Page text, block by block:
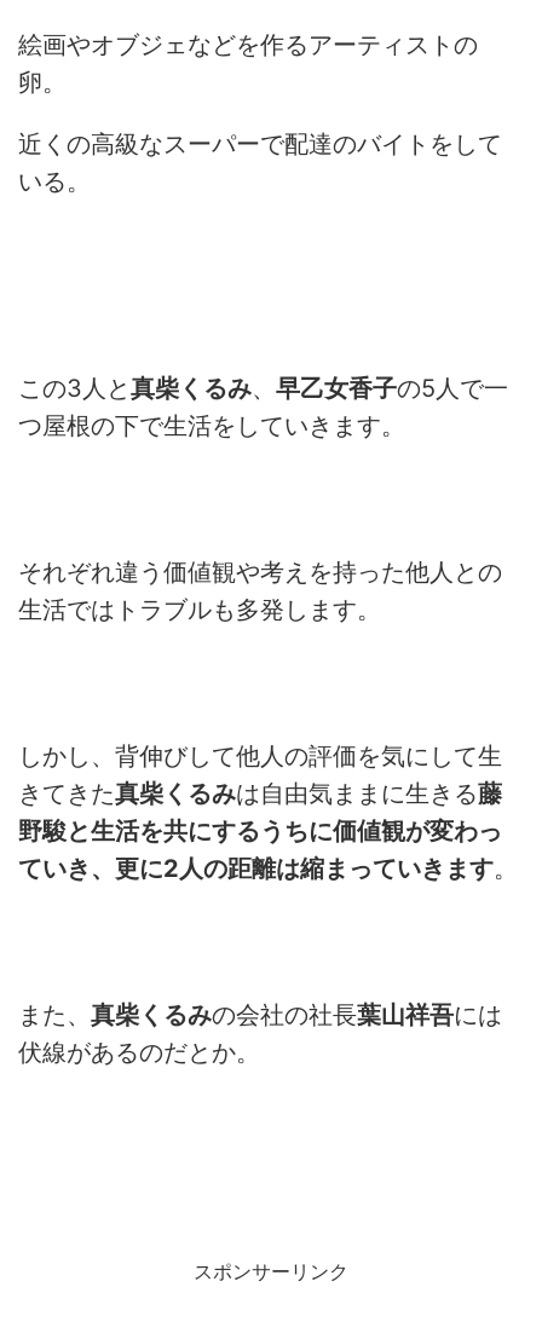
絵画やオブジェなどを作るアーティストの
卵。
近くの高級なスーパーで配達のバイトをして
いる。
この3人と真柴くるみ、 早乙女香子の5人で一
つ屋根の下で生活をしていきます。
それぞれ違う価値観や考えを持った他人との
生活ではトラブルも多発します。
しかし、背伸びして他人の評価を気にして生
きてきた真柴くるみは自由気ままに生きる藤
野駿と生活を共にするうちに価値観が変わっ
ていき、更に2人の距離は縮まっていきます。
また、 真柴くるみの会社の社長葉山祥吾には
伏線があるのだとか。
スポンサーリンク